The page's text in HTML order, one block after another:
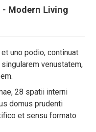
- Modern Living
uno podio, continuat
venustatem,
28 spatii interni
domus prudenti
et sensu formato